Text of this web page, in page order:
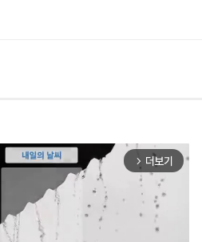
arrow_forward_ios 더보기